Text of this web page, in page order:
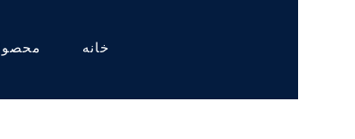
خانه